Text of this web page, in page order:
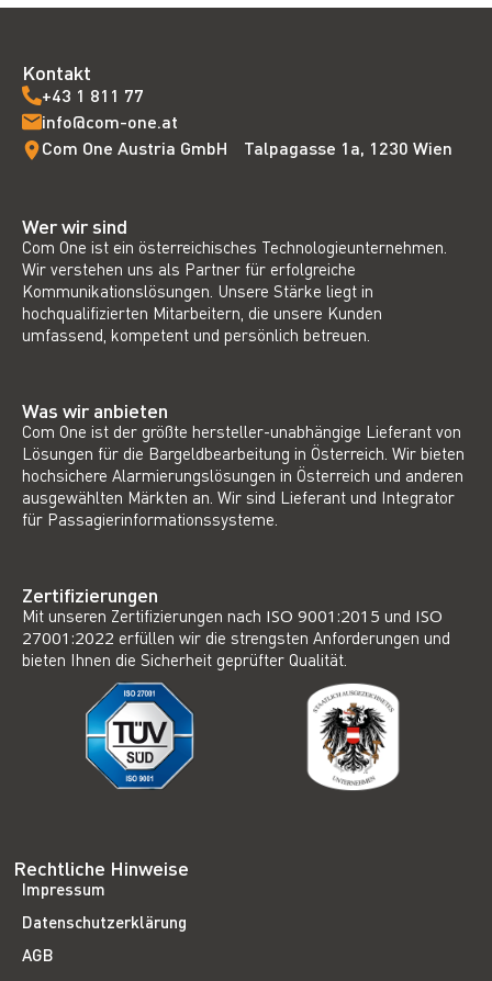
Kontakt
+43 1 811 77
info@com-one.at
Com One Austria GmbH Talpagasse 1a, 1230 Wien
Wer wir sind
Com One ist ein österreichisches Technologieunternehmen.
Wir verstehen uns als Partner für erfolgreiche
Kommunikationslösungen. Unsere Stärke liegt in
hochqualifizierten Mitarbeitern, die unsere Kunden
umfassend, kompetent und persönlich betreuen.
Was wir anbieten
Com One ist der größte hersteller-unabhängige Lieferant von
Lösungen für die Bargeldbearbeitung in Österreich. Wir bieten
hochsichere Alarmierungslösungen in Österreich und anderen
ausgewählten Märkten an. Wir sind Lieferant und Integrator
für Passagierinformationssysteme.
Zertifizierungen
Mit unseren Zertifizierungen nach ISO 9001:2015 und ISO
27001:2022 erfüllen wir die strengsten Anforderungen und
bieten Ihnen die Sicherheit geprüfter Qualität.
Rechtliche Hinweise
Impressum
Datenschutzerklärung
AGB